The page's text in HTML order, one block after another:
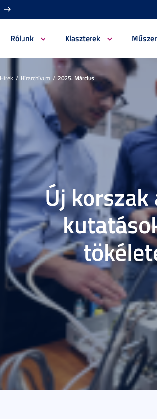
Rólunk Klaszterek
Hírek Hírarchívum 2025. Március
Új